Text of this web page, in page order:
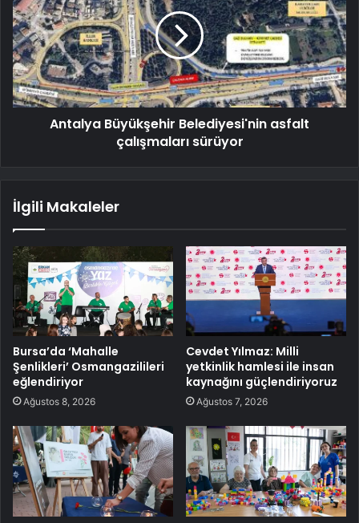
Antalya Büyükşehir Belediyesi'nin asfalt
çalışmaları sürüyor
İlgili Makaleler
Bursa’da ‘Mahalle
Şenlikleri’ Osmangazilileri
eğlendiriyor
Ağustos 8, 2026
Cevdet Yılmaz: Milli
yetkinlik hamlesi ile insan
kaynağını güçlendiriyoruz
Ağustos 7, 2026